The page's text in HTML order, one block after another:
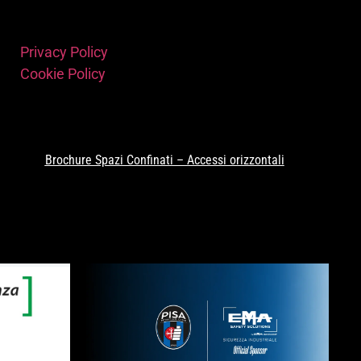
Privacy Policy
Cookie Policy
Brochure Spazi Confinati – Accessi orizzontali